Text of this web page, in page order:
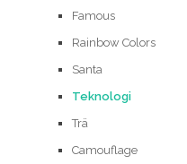
Famous
Rainbow Colors
Santa
Teknologi
Trä
Camouflage